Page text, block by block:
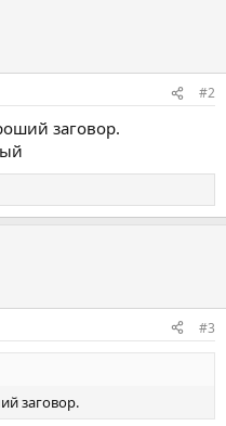
#2
заговор.
#3
заговор.